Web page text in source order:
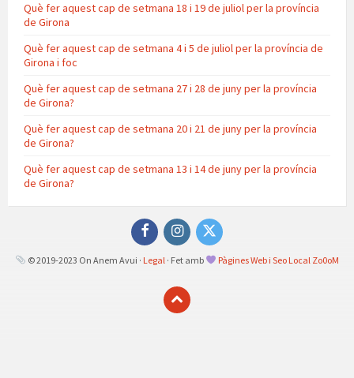
Què fer aquest cap de setmana 18 i 19 de juliol per la província
de Girona
Què fer aquest cap de setmana 4 i 5 de juliol per la província de
Girona i foc
Què fer aquest cap de setmana 27 i 28 de juny per la província
de Girona?
Què fer aquest cap de setmana 20 i 21 de juny per la província
de Girona?
Què fer aquest cap de setmana 13 i 14 de juny per la província
de Girona?
FacebookInstagramTwitter
© 2019-2023 On Anem Avui · Legal · Fet amb Pàgines Web i Seo Local Zo0oM